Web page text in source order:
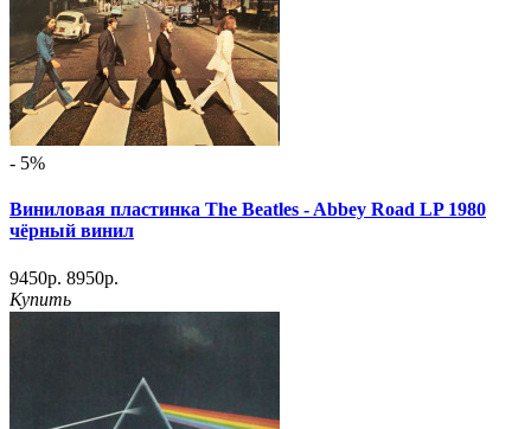
- 5%
Виниловая пластинка The Beatles - Abbey Road LP 1980
чёрный винил
9450р. 8950р.
Купить